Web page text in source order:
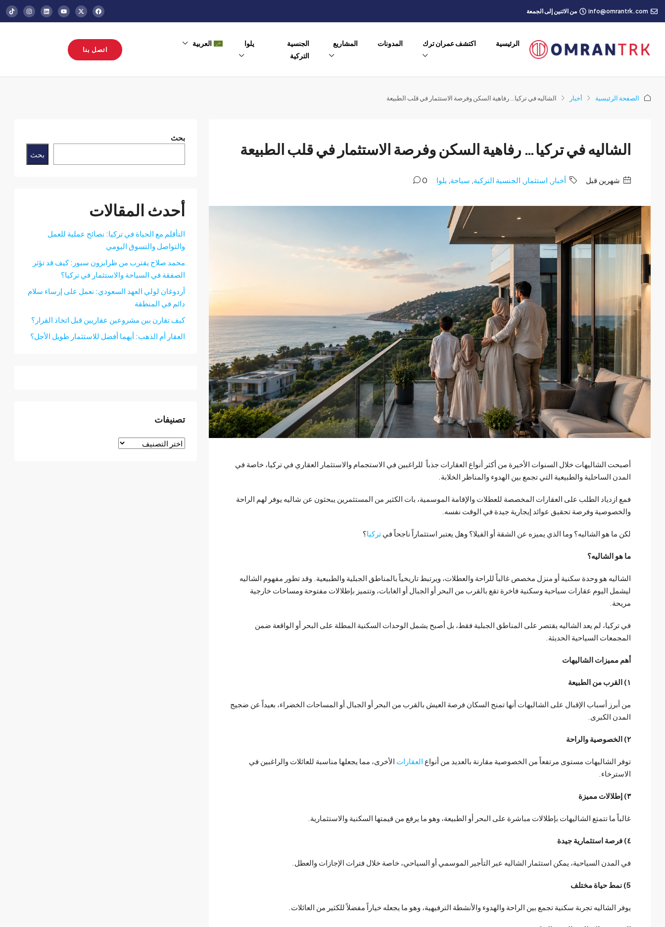
info@omrantrk.com من الاثنين إلى الجمعة
الرئيسية اكتشف عمران ترك المدونات المشاريع
الجنسية
التركية
يلوا العربية
اتصل بنا
الصفحة الرئيسية أخبار الشاليه في تركيا… رفاهية السكن وفرصة الاستثمار في قلب الطبيعة
الشاليه في تركيا… رفاهية السكن وفرصة الاستثمار في قلب الطبيعة
‏شهرين قبل أخبار استثمار الجنسية التركية سياحة يلوا 0
أصبحت الشاليهات خلال السنوات الأخيرة من أكثر أنواع العقارات جذباً للراغبين في الاستجمام والاستثمار العقاري في تركيا، خاصة في
المدن الساحلية والطبيعية التي تجمع بين الهدوء والمناظر الخلابة.
فمع ازدياد الطلب على العقارات المخصصة للعطلات والإقامة الموسمية، بات الكثير من المستثمرين يبحثون عن شاليه يوفر لهم الراحة
والخصوصية وفرصة تحقيق عوائد إيجارية جيدة في الوقت نفسه.
لكن ما هو الشاليه؟ وما الذي يميزه عن الشقة أو الفيلا؟ وهل يعتبر استثماراً ناجحاً في تركيا؟
ما هو الشاليه؟
الشاليه هو وحدة سكنية أو منزل مخصص غالباً للراحة والعطلات، ويرتبط تاريخياً بالمناطق الجبلية والطبيعية. وقد تطور مفهوم الشاليه
ليشمل اليوم عقارات سياحية وسكنية فاخرة تقع بالقرب من البحر أو الجبال أو الغابات، وتتميز بإطلالات مفتوحة ومساحات خارجية
مريحة.
في تركيا، لم يعد الشاليه يقتصر على المناطق الجبلية فقط، بل أصبح يشمل الوحدات السكنية المطلة على البحر أو الواقعة ضمن
المجمعات السياحية الحديثة.
أهم مميزات الشاليهات
١) القرب من الطبيعة
من أبرز أسباب الإقبال على الشاليهات أنها تمنح السكان فرصة العيش بالقرب من البحر أو الجبال أو المساحات الخضراء، بعيداً عن ضجيج
المدن الكبرى.
٢) الخصوصية والراحة
توفر الشاليهات مستوى مرتفعاً من الخصوصية مقارنة بالعديد من أنواع العقارات الأخرى، مما يجعلها مناسبة للعائلات والراغبين في
الاسترخاء.
٣) إطلالات مميزة
غالباً ما تتمتع الشاليهات بإطلالات مباشرة على البحر أو الطبيعة، وهو ما يرفع من قيمتها السكنية والاستثمارية.
٤) فرصة استثمارية جيدة
في المدن السياحية، يمكن استثمار الشاليه عبر التأجير الموسمي أو السياحي، خاصة خلال فترات الإجازات والعطل.
5) نمط حياة مختلف
يوفر الشاليه تجربة سكنية تجمع بين الراحة والهدوء والأنشطة الترفيهية، وهو ما يجعله خياراً مفضلاً للكثير من العائلات.
بحث
بحث
أحدث المقالات
التأقلم مع الحياة في تركيا: نصائح عملية للعمل
والتواصل والتسوق اليومي
محمد صلاح يقترب من طرابزون سبور: كيف قد تؤثر
الصفقة في السياحة والاستثمار في تركيا؟
أردوغان لولي العهد السعودي: نعمل على إرساء سلام
دائم في المنطقة
كيف تقارن بين مشروعين عقاريين قبل اتخاذ القرار؟
العقار أم الذهب: أيهما أفضل للاستثمار طويل الأجل؟
تصنيفات